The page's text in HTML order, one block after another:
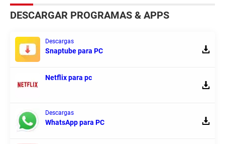
DESCARGAR PROGRAMAS & APPS
Descargas
Snaptube para PC
Netflix para pc
Descargas
WhatsApp para PC